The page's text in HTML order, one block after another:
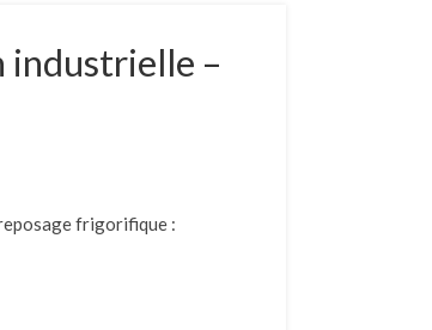
industrielle –
frigorifique :